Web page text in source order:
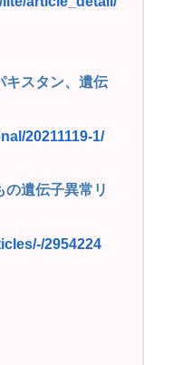
キスタン、遺伝
20211119-1/
遺伝子異常リ
2954224